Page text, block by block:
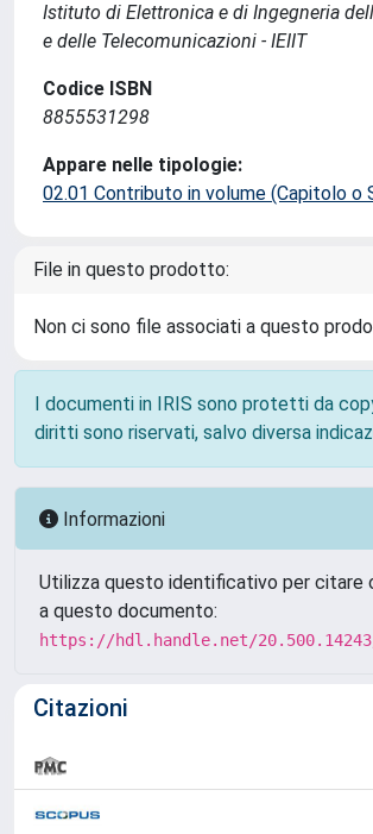
Istituto di Elettronica e di Ingegneria
e delle Telecomunicazioni - IEIIT
Codice ISBN
8855531298
Appare nelle tipologie:
02.01 Contributo in volume (Capitolo o
File in questo prodotto:
Non ci sono file associati a questo
I documenti in IRIS sono protetti da
diritti sono riservati, salvo diversa
Informazioni
Utilizza questo identificativo per citare
a questo documento:
https://hdl.handle.net/
Citazioni